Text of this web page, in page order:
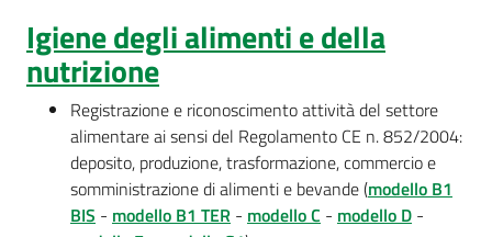
Igiene degli alimenti e della
nutrizione
Registrazione e riconoscimento attività del settore
alimentare ai sensi del Regolamento CE n. 852/2004:
deposito, produzione, trasformazione, commercio e
somministrazione di alimenti e bevande (modello B1
BIS - modello B1 TER - modello C - modello D -